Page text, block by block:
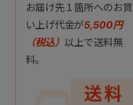
お届け先１箇所へのお買
い上げ代金が5,500円
（税込） 以上で送料無
料。